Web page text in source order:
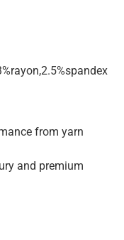
from yarn
and premium